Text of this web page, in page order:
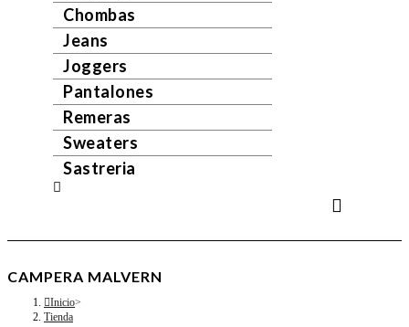
Chombas
Jeans
Joggers
Pantalones
Remeras
Sweaters
Sastreria
CAMPERA MALVERN
Inicio>
Tienda